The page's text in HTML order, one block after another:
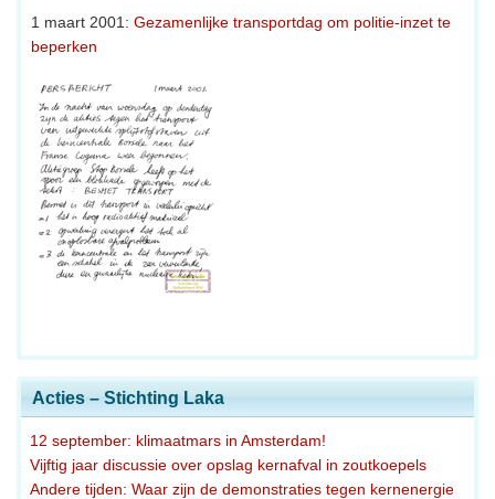
1 maart 2001: Gezamenlijke transportdag om politie-inzet te
beperken
Acties – Stichting Laka
12 september: klimaatmars in Amsterdam!
Vijftig jaar discussie over opslag kernafval in zoutkoepels
Andere tijden: Waar zijn de demonstraties tegen kernenergie